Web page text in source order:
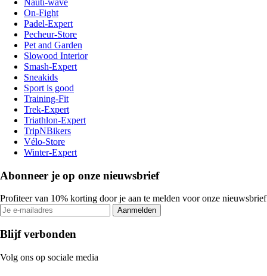
On-Fight
Padel-Expert
Pecheur-Store
Pet and Garden
Slowood Interior
Smash-Expert
Sneakids
Sport is good
Training-Fit
Trek-Expert
Triathlon-Expert
TripNBikers
Vélo-Store
Winter-Expert
Abonneer je op onze nieuwsbrief
Profiteer van 10% korting door je aan te melden voor onze nieuwsbrief
Aanmelden
Blijf verbonden
Volg ons op sociale media